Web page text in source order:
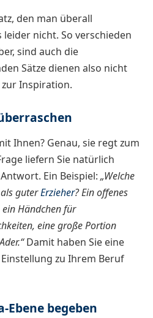
den man überall
nicht. So verschieden
sind auch die
Sätze dienen also nicht
Inspiration.
Ihnen? Genau, sie regt zum
liefern Sie natürlich
Ein Beispiel:„Welche
guterErzieher? Ein offenes
Händchen für
eine große Portion
Damit haben Sie eine
zu Ihrem Beruf
Ebene begeben